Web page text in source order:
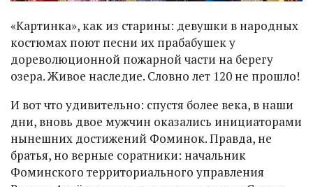
«Картинка», как из старины: девушки в народных
костюмах поют песни их прабабушек у
дореволюционной пожарной части на берегу
озера. Живое наследие. Словно лет 120 не прошло!
И вот что удивительно: спустя более века, в наши
дни, вновь двое мужчин оказались инициаторами
нынешних достижений Фоминок. Правда, не
братья, но верные соратники: начальник
Фоминского территориального управления